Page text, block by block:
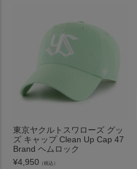
東京ヤクルトスワローズ グッ
ズ キャップ Clean Up Cap 47
Brand ヘムロック
¥4,950 （税込）